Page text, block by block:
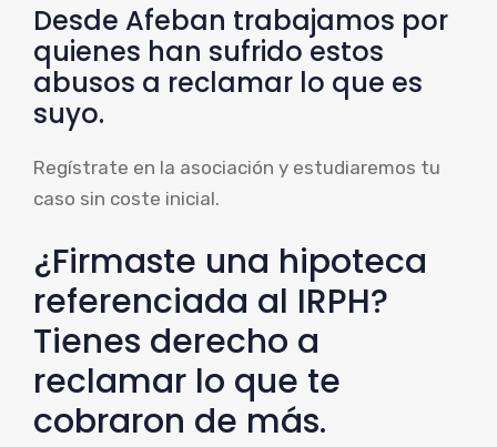
Desde Afeban trabajamos por
quienes han sufrido estos
abusos a reclamar lo que es
suyo.
Regístrate en la asociación y estudiaremos tu
caso sin coste inicial.
¿Firmaste una hipoteca
referenciada al IRPH?
Tienes derecho a
reclamar lo que te
cobraron de más.